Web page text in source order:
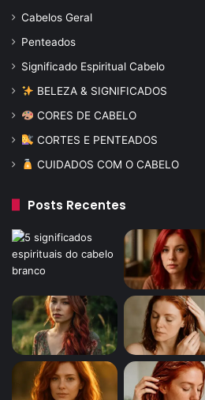
Cabelos Geral
Penteados
Significado Espiritual Cabelo
BELEZA & SIGNIFICADOS
CORES DE CABELO
CORTES E PENTEADOS
CUIDADOS COM O CABELO
Posts Recentes